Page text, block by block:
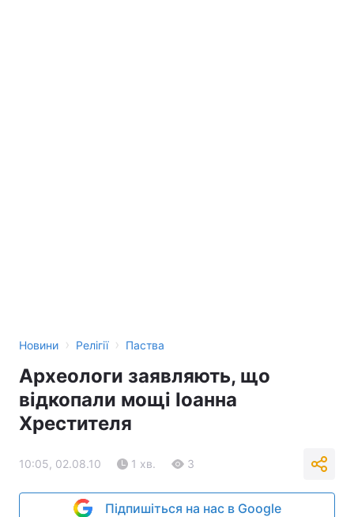
Новини › Релігії › Паства
Археологи заявляють, що
відкопали мощі Іоанна
Хрестителя
10:05, 02.08.10 1 хв. 3
Підпишіться на нас в Google